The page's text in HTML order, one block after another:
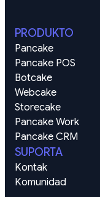
PRODUKTO
Pancake
Pancake POS
Botcake
Webcake
Storecake
Pancake Work
Pancake CRM
SUPORTA
Kontak
Komunidad